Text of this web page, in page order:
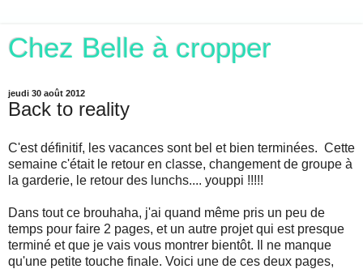
Chez Belle à cropper
jeudi 30 août 2012
Back to reality
C'est définitif, les vacances sont bel et bien terminées. Cette
semaine c'était le retour en classe, changement de groupe à
la garderie, le retour des lunchs.... youppi !!!!!
Dans tout ce brouhaha, j'ai quand même pris un peu de
temps pour faire 2 pages, et un autre projet qui est presque
terminé et que je vais vous montrer bientôt. Il ne manque
qu'une petite touche finale. Voici une de ces deux pages,